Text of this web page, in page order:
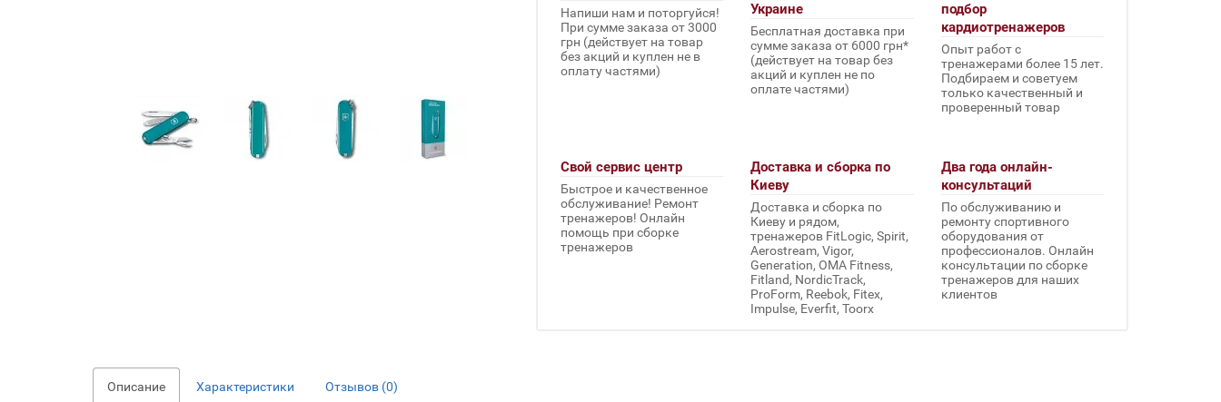
Напиши нам и поторгуйся!
При сумме заказа от 3000
грн (действует на товар
без акций и куплен не в
оплату частями)
Украине
Бесплатная доставка при
сумме заказа от 6000 грн*
(действует на товар без
акций и куплен не по
оплате частями)
подбор
кардиотренажеров
Опыт работ с
тренажерами более 15 лет.
Подбираем и советуем
только качественный и
проверенный товар
Свой сервис центр
Быстрое и качественное
обслуживание! Ремонт
тренажеров! Онлайн
помощь при сборке
тренажеров
Доставка и сборка по
Киеву
Доставка и сборка по
Киеву и рядом,
тренажеров FitLogic, Spirit,
Aerostream, Vigor,
Generation, OMA Fitness,
Fitland, NordicTrack,
ProForm, Reebok, Fitex,
Impulse, Everfit, Toorx
Два года онлайн-
консультаций
По обслуживанию и
ремонту спортивного
оборудования от
профессионалов. Онлайн
консультации по сборке
тренажеров для наших
клиентов
Описание Характеристики Отзывов (0)